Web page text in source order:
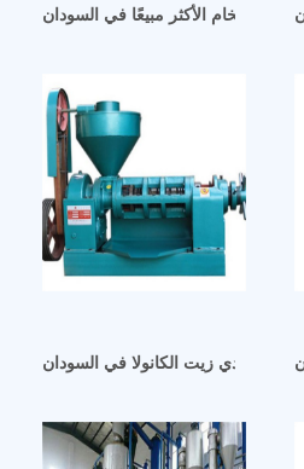
الخام الأكثر مبيعًا في السودان
موردي زيت الكانولا في السودان